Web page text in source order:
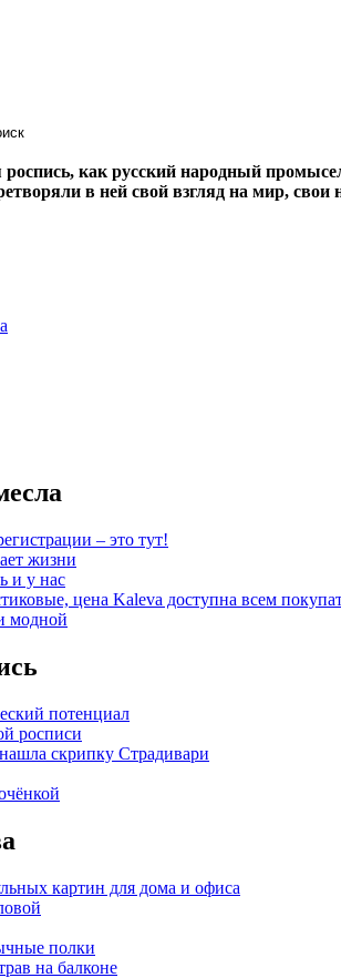
как русский народный
в ней свой взгляд на мир, свои
– это тут!
жизни
и у нас
цена Kaleva доступна всем
модной
потенциал
росписи
скрипку Страдивари
картин для дома и офиса
полки
на балконе